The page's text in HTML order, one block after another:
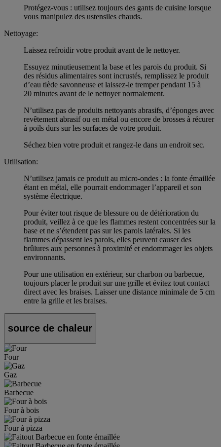
Protégez-vous : utilisez toujours des gants de cuisine lorsque
vous manipulez des ustensiles chauds.
Nettoyage:
Laissez refroidir votre produit avant de le nettoyer.
Essuyez minutieusement la base et les parois du produit. Si
des résidus alimentaires sont incrustés, remplissez le produit
d’eau tiède savonneuse et laissez-le tremper pendant 15 à
20 minutes avant de le nettoyer normalement.
N’utilisez pas de produits nettoyants abrasifs, d’éponges avec
revêtement abrasif ou en métal ou encore de brosses à récurer
à poils durs sur les surfaces de votre produit.
Séchez bien votre produit et rangez-le dans un endroit sec.
Utilisation:
N’utilisez jamais ce produit au micro-ondes : la fonte émaillée
étant en métal, elle pourrait endommager l’appareil et son
système électrique.
Pour éviter tout risque de blessure ou de détérioration du
produit, veillez à ce que les flammes restent concentrées sur la
base et ne s’étendent pas sur les parois latérales. Si les
flammes dépassent les parois, elles peuvent causer des
brûlures aux personnes à proximité et endommager les objets
environnants.
Pour une utilisation en extérieur, sur charbon ou barbecue,
toujours placer le produit sur une grille et évitez tout contact
direct avec les braises. Laisser une distance minimale de 5 cm
entre la grille et les braises.
source de chaleur
Four
Gaz
Barbecue
Four à bois
Four à pizza